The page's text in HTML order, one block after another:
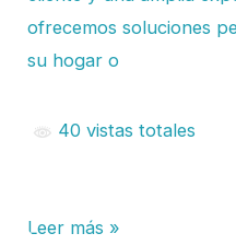
ofrecemos soluciones
su hogar o
40 vistas totales
Leer más »